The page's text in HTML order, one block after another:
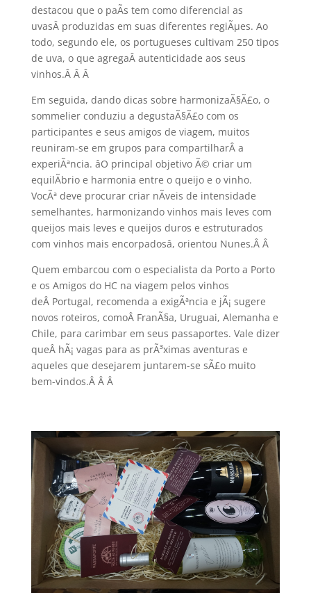
destacou que o paÃ­s tem como diferencial as
uvasÂ produzidas em suas diferentes regiÃµes. Ao
todo, segundo ele, os portugueses cultivam 250 tipos
de uva, o que agregaÂ autenticidade aos seus
vinhos.Â Â Â
Em seguida, dando dicas sobre harmonizaÃ§Ã£o, o
sommelier conduziu a degustaÃ§Ã£o com os
participantes e seus amigos de viagem, muitos
reuniram-se em grupos para compartilharÂ a
experiÃªncia. âO principal objetivo Ã© criar um
equilÃ­brio e harmonia entre o queijo e o vinho.
VocÃª deve procurar criar nÃ­veis de intensidade
semelhantes, harmonizando vinhos mais leves com
queijos mais leves e queijos duros e estruturados
com vinhos mais encorpadosâ, orientou Nunes.Â Â
Quem embarcou com o especialista da Porto a Porto
e os Amigos do HC na viagem pelos vinhos
deÂ Portugal, recomenda a exigÃªncia e jÃ¡ sugere
novos roteiros, comoÂ FranÃ§a, Uruguai, Alemanha e
Chile, para carimbar em seus passaportes. Vale dizer
queÂ hÃ¡ vagas para as prÃ³ximas aventuras e
aqueles que desejarem juntarem-se sÃ£o muito
bem-vindos.Â Â Â